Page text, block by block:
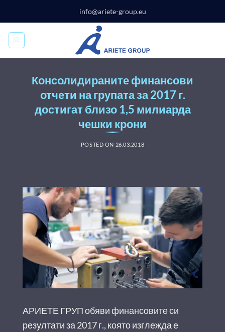
content
info@ariete-group.eu
Консолидираните финансови
отчети на групата за 2017 г.
достигат близо 1,5 милиарда
чешки крони
POSTED ON 26.03.2018
АРИЕТЕ ГРУП обяви финансовите си
резултати за 2017 г., която изглежда е